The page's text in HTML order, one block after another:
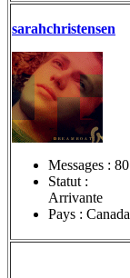
sarahchristensen
Messages : 80
Statut :
Arrivante
Pays : Canada